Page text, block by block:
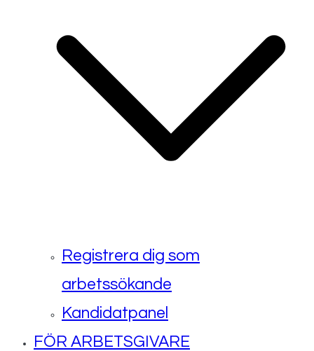
Registrera dig som
arbetssökande
Kandidatpanel
FÖR ARBETSGIVARE